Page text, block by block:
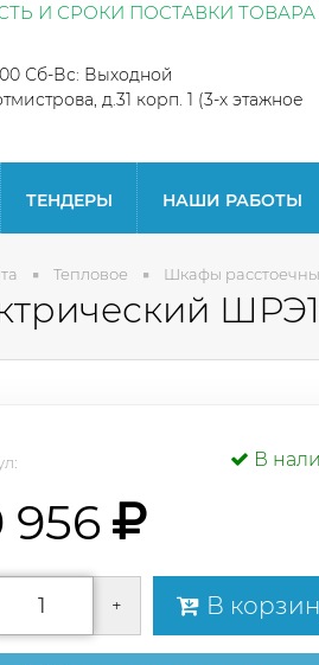
И СРОКИ ПОСТАВКИ
Сб-Вс: Выходной
д.31 корп. 1 (3-х этажное
ТЕНДЕРЫ НАШИ РАБОТЫ
Тепловое Шкафы
В
956
+ В